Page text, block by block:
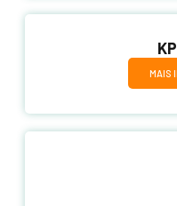
MAIS